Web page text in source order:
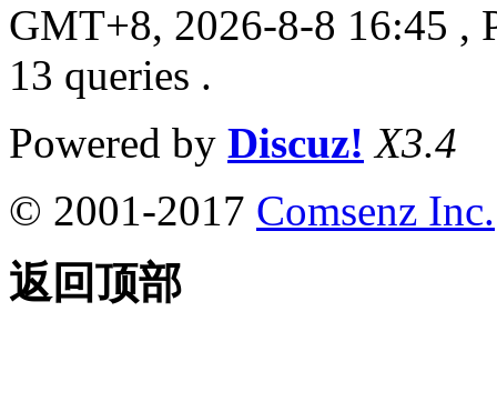
GMT+8, 2026-8-8 16:45 ,
13 queries .
Powered by Discuz! X3.4
© 2001-2017 Comsenz Inc.
返回顶部